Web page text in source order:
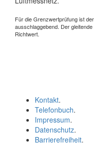
Für die Grenzwertprüfung ist
ausschlaggebend. Der
Richtwert.
Kontakt.
Telefonbuch.
Impressum.
Datenschutz.
Barrierefreiheit.